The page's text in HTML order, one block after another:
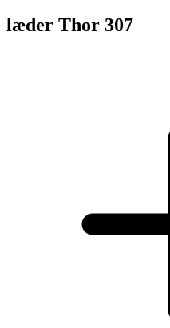
læder Thor 307